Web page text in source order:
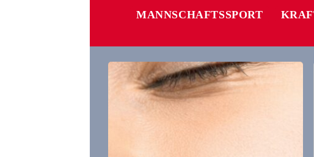
MANNSCHAFTSSPORT